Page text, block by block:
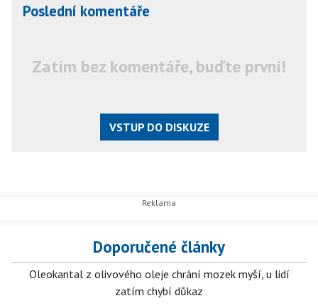
Poslední komentáře
Zatím bez komentáře, buďte první!
VSTUP DO DISKUZE
Doporučené články
Oleokantal z olivového oleje chrání mozek myší, u lidí
zatím chybí důkaz